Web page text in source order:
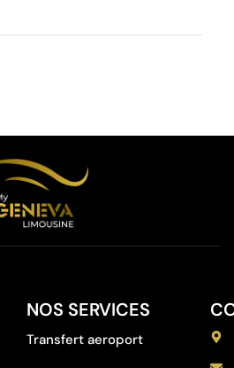
NOS SERVICES
Transfert aeroport